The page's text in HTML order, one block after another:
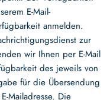
E-Mail-
anmelden.
zur
wir Ihnen per E-Mail
des jeweils von
für die Übersendung
Mailadresse. Die